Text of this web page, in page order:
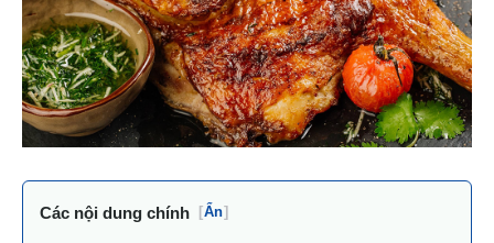
Các nội dung chính [Ẩn]